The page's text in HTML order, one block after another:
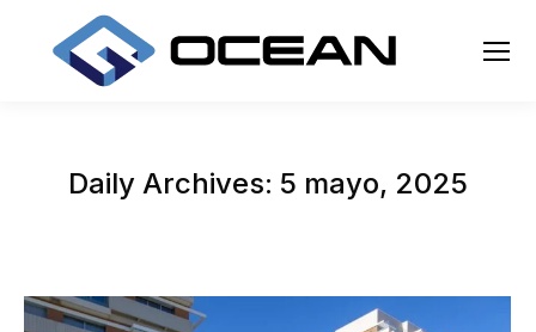
Daily Archives: 5 mayo, 2025